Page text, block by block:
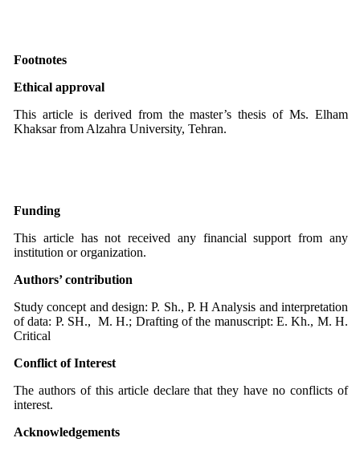
Footnotes
Ethical approval
This article is derived from the master’s thesis of Ms. Elham
Khaksar from Alzahra University, Tehran.
Funding
This article has not received any financial support from any
institution or organization.
Authors’ contribution
Study concept and design: P. Sh., P. H Analysis and interpretation
of data: P. SH., M. H.; Drafting of the manuscript: E. Kh., M. H.
Critical
Conflict of Interest
The authors of this article declare that they have no conflicts of
interest.
Acknowledgements